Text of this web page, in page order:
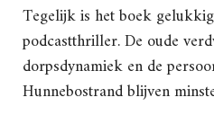
Tegelijk is het boek
podcastthriller. De oude
dorpsdynamiek en de
Hunnebostrand blijven